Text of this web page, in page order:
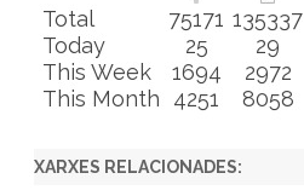
Total 75171 135337
Today
25
29
This Week
1694
2972
This Month
4251 8058
XARXES RELACIONADES: